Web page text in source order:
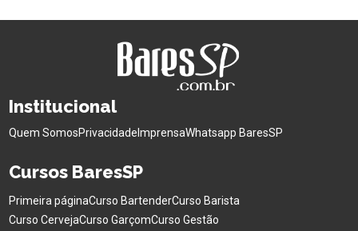
Institucional
Quem SomosPrivacidade ImprensaWhatsapp BaresSP
Cursos BaresSP
Primeira páginaCurso BartenderCurso Barista
Curso CervejaCurso GarçomCurso Gestão